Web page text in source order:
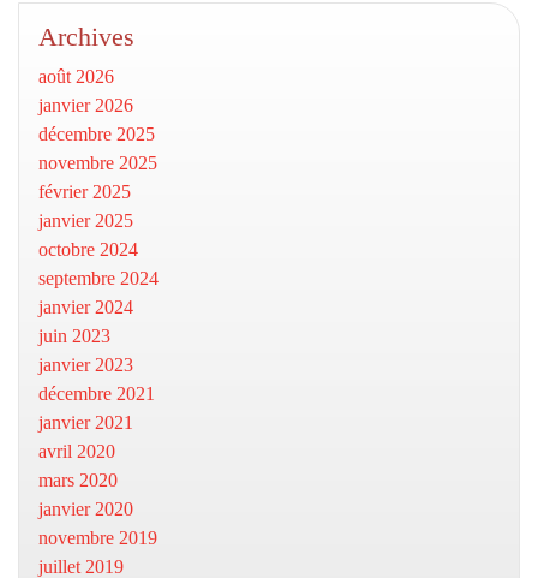
Archives
août 2026
janvier 2026
décembre 2025
novembre 2025
février 2025
janvier 2025
octobre 2024
septembre 2024
janvier 2024
juin 2023
janvier 2023
décembre 2021
janvier 2021
avril 2020
mars 2020
janvier 2020
novembre 2019
juillet 2019